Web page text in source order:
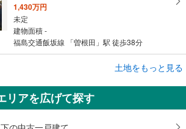
1,430万円
未定
建物面積 -
福島交通飯坂線 「曽根田」駅 徒歩38分
福島市松山町
3,900万円
未定
土地をもっと見る
リアを広げて探す